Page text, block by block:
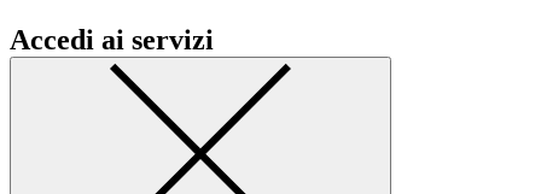
Accedi ai servizi